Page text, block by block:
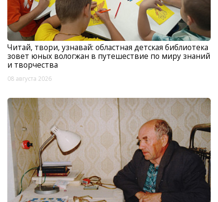
Читай, твори, узнавай: областная детская библиотека
зовет юных вологжан в путешествие по миру знаний
и творчества
08 августа 2026